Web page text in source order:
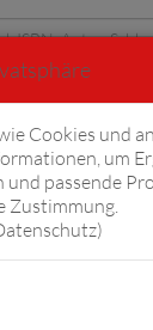
Cookies und
um
passende
Zustimmung.
)